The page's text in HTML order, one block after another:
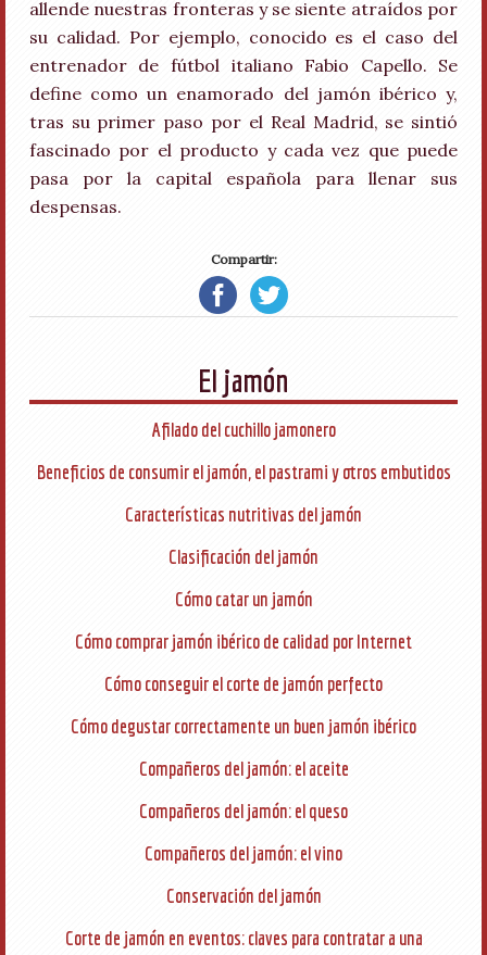
allende nuestras fronteras y se siente atraídos por
su calidad. Por ejemplo, conocido es el caso del
entrenador de fútbol italiano Fabio Capello. Se
define como un enamorado del jamón ibérico y,
tras su primer paso por el Real Madrid, se sintió
fascinado por el producto y cada vez que puede
pasa por la capital española para llenar sus
despensas.
Compartir:
El jamón
Afilado del cuchillo jamonero
Beneficios de consumir el jamón, el pastrami y otros embutidos
Características nutritivas del jamón
Clasificación del jamón
Cómo catar un jamón
Cómo comprar jamón ibérico de calidad por Internet
Cómo conseguir el corte de jamón perfecto
Cómo degustar correctamente un buen jamón ibérico
Compañeros del jamón: el aceite
Compañeros del jamón: el queso
Compañeros del jamón: el vino
Conservación del jamón
Corte de jamón en eventos: claves para contratar a una